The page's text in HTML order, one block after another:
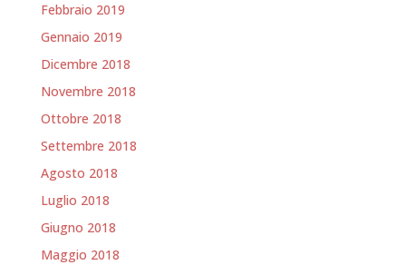
Febbraio 2019
Gennaio 2019
Dicembre 2018
Novembre 2018
Ottobre 2018
Settembre 2018
Agosto 2018
Luglio 2018
Giugno 2018
Maggio 2018